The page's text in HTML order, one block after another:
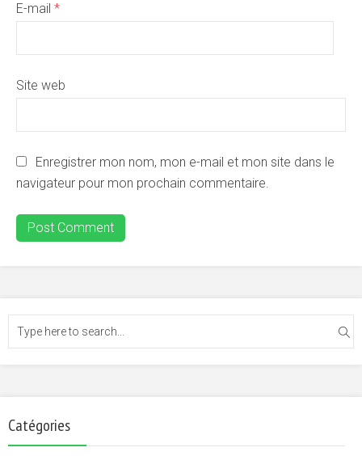
E-mail *
Site web
Enregistrer mon nom, mon e-mail et mon site dans le
navigateur pour mon prochain commentaire.
Catégories